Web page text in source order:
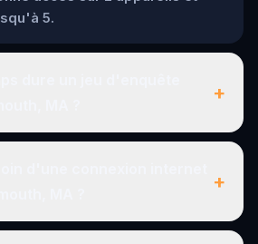
5.
+
+